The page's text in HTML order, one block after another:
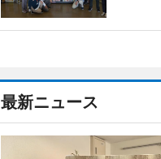
最新ニュース